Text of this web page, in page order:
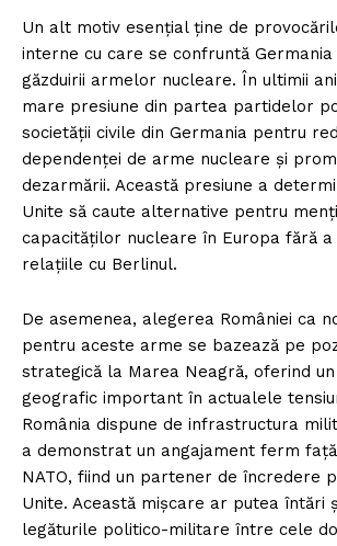
Un alt motiv esențial ține de
interne cu care se confruntă
găzduirii armelor nucleare. În ultimii
mare presiune din partea partidelor
societății civile din Germania pentru
dependenței de arme nucleare și
dezarmării. Această presiune a
Unite să caute alternative pentru
capacităților nucleare în Europa fără
relațiile cu Berlinul.
De asemenea, alegerea României ca
pentru aceste arme se bazează pe
strategică la Marea Neagră, oferind
geografic important în actualele
România dispune de infrastructura
a demonstrat un angajament ferm
NATO, fiind un partener de încredere
Unite. Această mișcare ar putea întări
legăturile politico-militare între cele